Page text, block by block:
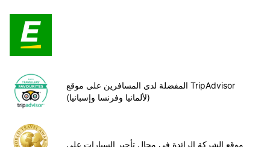
المفضلة لدى المسافرين على موقع TripAdvisor
(لألمانيا وفرنسا وإسبانيا)
موقع الشركة الرائدة في مجال تأجير السيارات على